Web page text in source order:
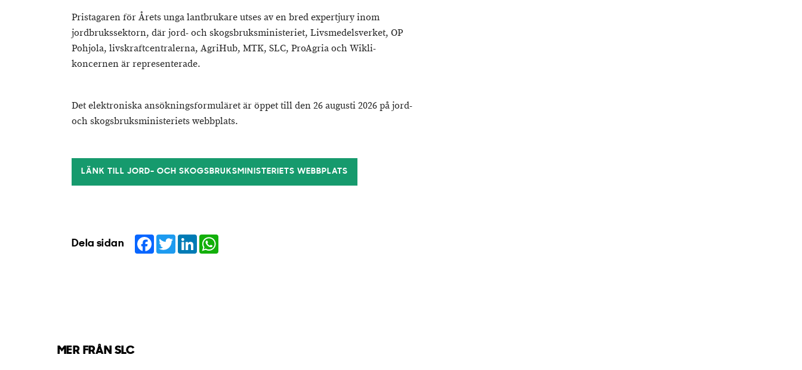
Pristagaren för Årets unga lantbrukare utses av en bred expertjury inom
jordbrukssektorn, där jord- och skogsbruksministeriet, Livsmedelsverket, OP
Pohjola, livskraftcentralerna, AgriHub, MTK, SLC, ProAgria och Wikli-
koncernen är representerade.
Det elektroniska ansökningsformuläret är öppet till den 26 augusti 2026 på jord-
och skogsbruksministeriets webbplats.
LÄNK TILL JORD- OCH SKOGSBRUKSMINISTERIETS WEBBPLATS
Dela sidan Facebook
TwitterLinkedIn
MER FRÅN SLC